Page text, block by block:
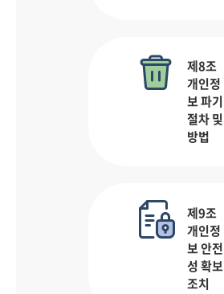
제8조
개인정
보 파기
절차 및
방법
제9조
개인정
보 안전
성 확보
조치